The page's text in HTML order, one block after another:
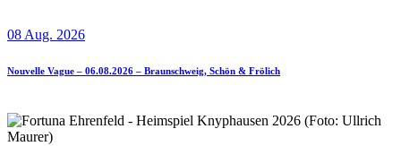
08 Aug. 2026
Nouvelle Vague – 06.08.2026 – Braunschweig, Schön & Frölich